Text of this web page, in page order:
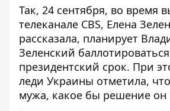
Так, 24 сентября, во время
телеканале CBS, Елена
рассказала, планирует
Зеленский
президентский срок. При
леди Украины отметила,
мужа, какое бы решение он